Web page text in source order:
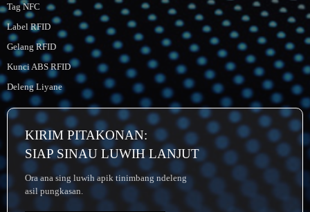
Tag NFC
Label RFID
Gelang RFID
Kunci ABS RFID
Deleng Liyane
KIRIM PITAKONAN:
SIAP SINAU LUWIH LANJUT
Ora ana sing luwih apik tinimbang ndeleng
asil pungkasan.